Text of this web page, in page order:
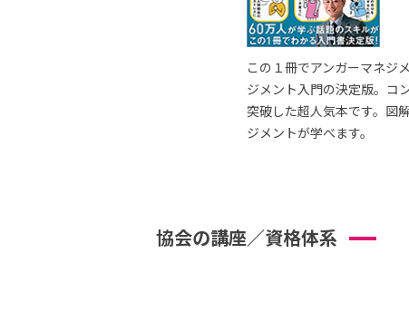
この１冊でアンガーマネジ
ジメント入門の決定版。コ
突破した超人気本です。図
ジメントが学べます。
協会の講座／資格体系